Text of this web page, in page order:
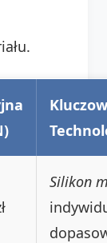
Silikon